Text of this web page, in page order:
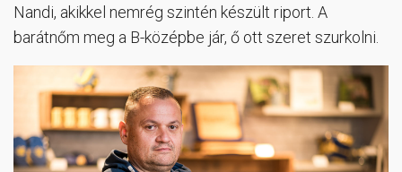
Nandi, akikkel nemrég szintén készült riport. A
barátnőm meg a B-középbe jár, ő ott szeret szurkolni.